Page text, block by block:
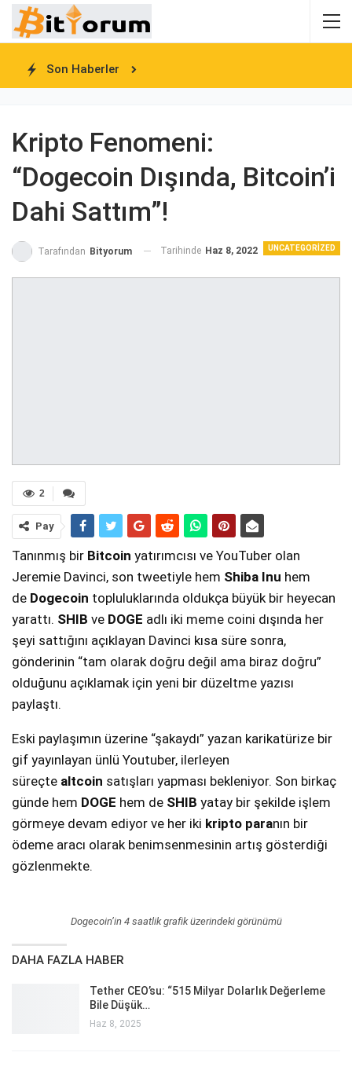
Son Haberler
Kripto Fenomeni:
“Dogecoin Dışında, Bitcoin’i
Dahi Sattım”!
UNCATEGORIZED
Tarafından Bityorum Tarihinde Haz 8, 2022
2
Pay
Tanınmış bir Bitcoin yatırımcısı ve YouTuber olan
Jeremie Davinci, son tweetiyle hem Shiba Inu hem
de Dogecoin topluluklarında oldukça büyük bir heyecan
yarattı. SHIB ve DOGE adlı iki meme coini dışında her
şeyi sattığını açıklayan Davinci kısa süre sonra,
gönderinin “tam olarak doğru değil ama biraz doğru”
olduğunu açıklamak için yeni bir düzeltme yazısı
paylaştı.
Eski paylaşımın üzerine “şakaydı” yazan karikatürize bir
gif yayınlayan ünlü Youtuber, ilerleyen
süreçte altcoin satışları yapması bekleniyor. Son birkaç
günde hem DOGE hem de SHIB yatay bir şekilde işlem
görmeye devam ediyor ve her iki kripto paranın bir
ödeme aracı olarak benimsenmesinin artış gösterdiği
gözlenmekte.
Dogecoin’in 4 saatlik grafik üzerindeki görünümü
DAHA FAZLA HABER
Tether CEO’su: “515 Milyar Dolarlık Değerleme
Bile Düşük…
Haz 8, 2025